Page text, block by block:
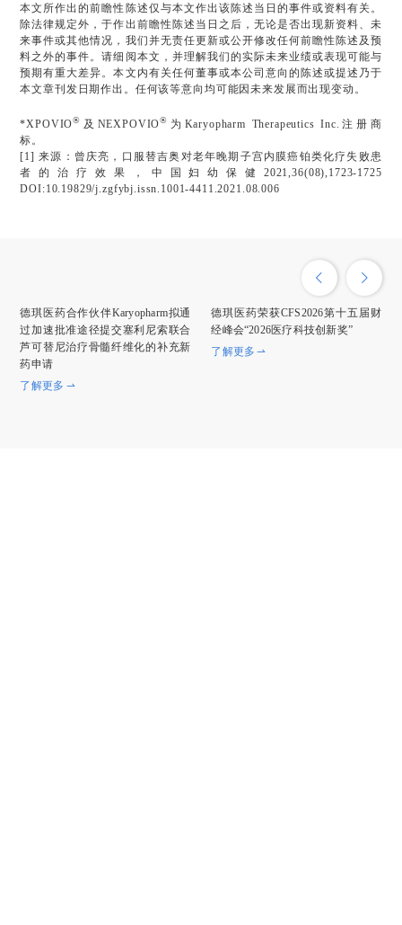
本文所作出的前瞻性陈述仅与本文作出该陈述当日的事件或资料有关。
除法律规定外，于作出前瞻性陈述当日之后，无论是否出现新资料、未
来事件或其他情况，我们并无责任更新或公开修改任何前瞻性陈述及预
料之外的事件。请细阅本文，并理解我们的实际未来业绩或表现可能与
预期有重大差异。本文内有关任何董事或本公司意向的陈述或提述乃于
本文章刊发日期作出。任何该等意向均可能因未来发展而出现变动。
*XPOVIO® 及NEXPOVIO® 为Karyopharm Therapeutics Inc.注册商
标。
[1] 来源：曾庆亮，口服替吉奥对老年晚期子宫内膜癌铂类化疗失败患
者的治疗效果，中国妇幼保健2021,36(08),1723-1725
DOI:10.19829/j.zgfybj.issn.1001-4411.2021.08.006
德琪医药合作伙伴Karyopharm拟通
过加速批准途径提交塞利尼索联合
芦可替尼治疗骨髓纤维化的补充新
药申请
了解更多
德琪医药荣获CFS2026第十五届财
经峰会“2026医疗科技创新奖”
了解更多